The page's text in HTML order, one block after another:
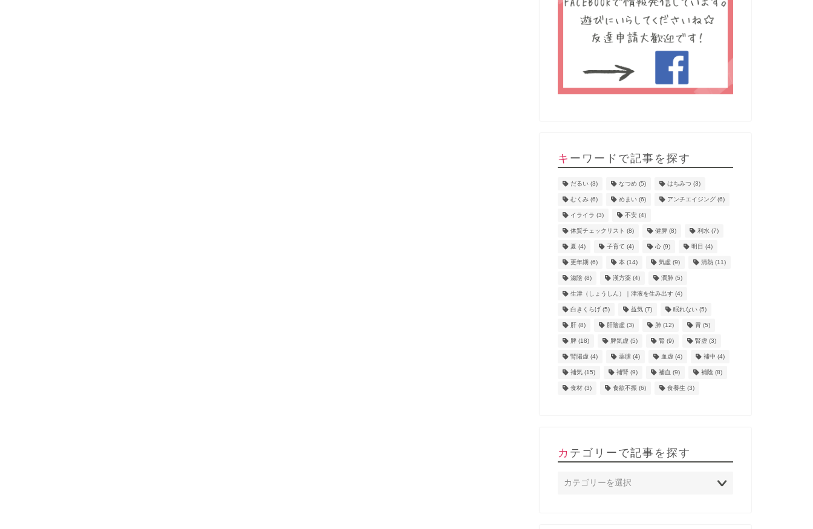
キーワードで記事を探す
だるい(3) なつめ(5) はちみつ (3)
むくみ(6) めまい(6) アンチエイジング(6)
イライラ (3) 不安(4)
体質チェックリスト (8) 健脾(8) 利水 (7)
夏 (4) 子育て (4) 心(9) 明目 (4)
更年期 (6) 本(14) 気虚(9) 清熱(11)
滋陰(8) 漢方薬(4) 潤肺(5)
生津（しょうしん）｜津液を生み出す(4)
白きくらげ(5) 益気(7) 眠れない(5)
肝(8) 肝陰虚(3) 肺(12) 胃 (5)
脾(18) 脾気虚(5) 腎(9) 腎虚(3)
腎陽虚(4) 薬膳(4) 血虚(4) 補中 (4)
補気(15) 補腎(9) 補血 (9) 補陰(8)
食材(3) 食欲不振 (6) 食養生 (3)
カテゴリーで記事を探す